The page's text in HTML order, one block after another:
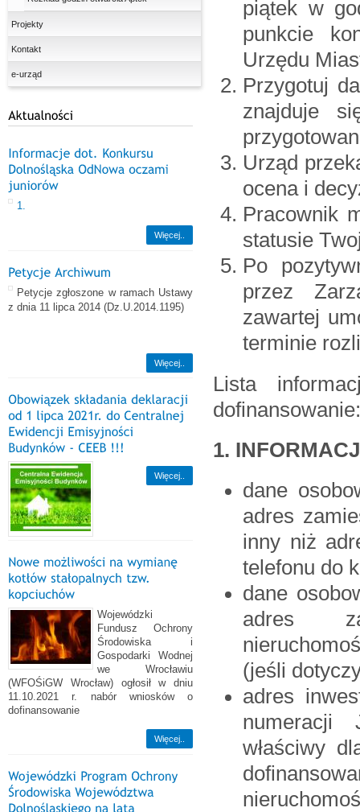
Projekty
Kontakt
e-urząd
1.
Więcej..
Petycje zgłoszone w ramach Ustawy
z dnia 11 lipca 2014 (Dz.U.2014.1195)
Więcej..
Więcej..
Wojewódzki
Fundusz Ochrony
Środowiska i
Gospodarki Wodnej
we Wrocławiu
(WFOŚiGW Wrocław) ogłosił w dniu
11.10.2021 r. nabór wniosków o
dofinansowanie
Więcej..
piątek w
punkcie
Urzędu
Przygotuj
znajduje
Urząd
ocena i
Pracownik
statusie
Po
przez
zawartej
terminie
Lista
dofinansowanie:
1.
dane
adres
inny niż
telefonu do
dane
adres
(jeśli
adres
numeracji
właściwy